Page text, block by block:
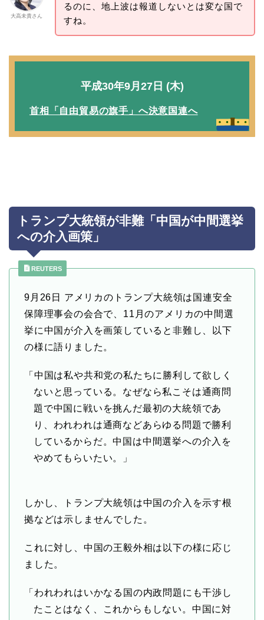
大高未貴さん
るのに、地上波は報道しないとは変な国で
すね。
平成30年9月27日 (木)
首相「自由貿易の旗手」へ決意国連へ
トランプ大統領が非難「中国が中間選挙
への介入画策」
REUTERS
9月26日 アメリカのトランプ大統領は国連安全
保障理事会の会合で、11月のアメリカの中間選
挙に中国が介入を画策していると非難し、以下
の様に語りました。
「中国は私や共和党の私たちに勝利して欲しく
ないと思っている。なぜなら私こそは通商問
題で中国に戦いを挑んだ最初の大統領であ
り、われわれは通商などあらゆる問題で勝利
しているからだ。中国は中間選挙への介入を
やめてもらいたい。」
しかし、トランプ大統領は中国の介入を示す根
拠などは示しませんでした。
これに対し、中国の王毅外相は以下の様に応じ
ました。
「われわれはいかなる国の内政問題にも干渉し
たことはなく、これからもしない。中国に対